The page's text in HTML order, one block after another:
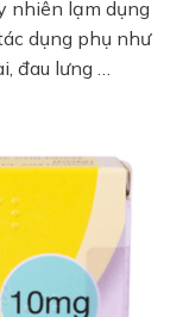
nhiên lạm dụng
dụng phụ như
đau lưng …